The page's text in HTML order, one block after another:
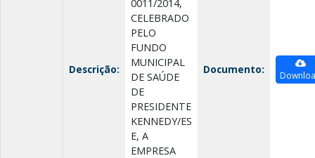
Descrição:
0011/2014,
CELEBRADO
PELO
FUNDO
MUNICIPAL
DE SAÚDE
DE
PRESIDENTE
KENNEDY/ES
E, A
EMPRESA
Documento: